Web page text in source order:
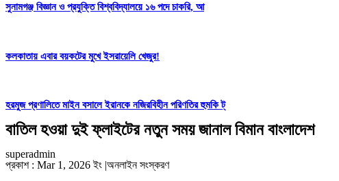
সুনামগঞ্জ বিজ্ঞান ও প্রযুক্তি বিশ্ববিদ্যালয়ে ১৬ পদে চাকরি, আ
কলকাতায় এবার বয়কটের মুখে ইসরায়েলি খেজুর!
হরমুজ প্রণালিতে মাইন বসালে ইরানকে নজিরবিহীন পরিণতির হুমকি ট্
বাতিল হওয়া দুই ফ্লাইটের নতুন সময় জানাল বিমান বাংলাদেশ
superadmin
প্রকাশ : Mar 1, 2026 ইং |অনলাইন সংস্করণ